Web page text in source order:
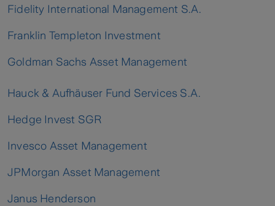
Fidelity International Management S.A.
Franklin Templeton Investment
Goldman Sachs Asset Management
Hauck & Aufhäuser Fund Services S.A.
Hedge Invest SGR
Invesco Asset Management
JPMorgan Asset Management
Janus Henderson